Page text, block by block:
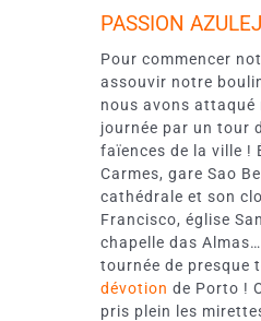
PASSION
Pour commencer
assouvir notre
nous avons attaqué
journée par un tour
faïences de la ville !
Carmes, gare Sao
cathédrale et son
Francisco, église
chapelle das
tournée de presque
dévotion de Porto !
pris plein les